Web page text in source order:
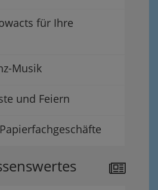
für Ihre
Musik
und Feiern